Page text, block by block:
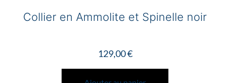
Collier en Ammolite et Spinelle noir
129,00€